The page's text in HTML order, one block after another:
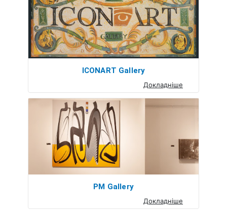
ICONART Gallery
Докладніше
PM Gallery
Докладніше